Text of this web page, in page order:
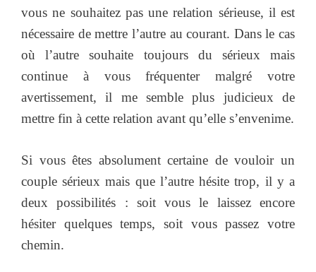
vous ne souhaitez pas une relation sérieuse, il est
nécessaire de mettre l’autre au courant. Dans le cas
où l’autre souhaite toujours du sérieux mais
continue à vous fréquenter malgré votre
avertissement, il me semble plus judicieux de
mettre fin à cette relation avant qu’elle s’envenime.
Si vous êtes absolument certaine de vouloir un
couple sérieux mais que l’autre hésite trop, il y a
deux possibilités : soit vous le laissez encore
hésiter quelques temps, soit vous passez votre
chemin.